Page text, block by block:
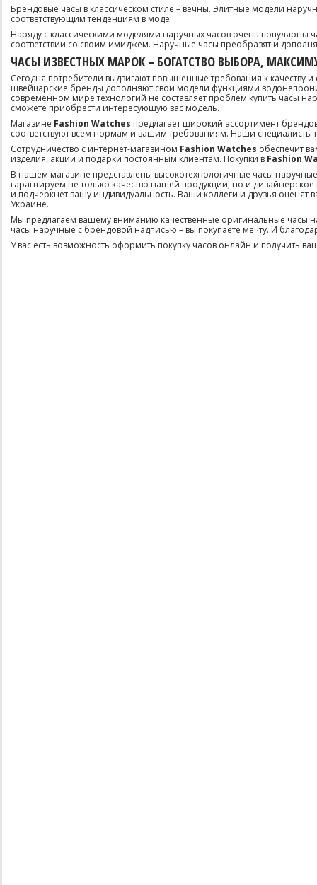
Брендовые часы в классическом стиле – вечны. Элитные модели
соответствующим тенденциям в моде.
Наряду с классическими моделями наручных часов очень популярны
соответствии со своим имиджем. Наручные часы преобразят и
ЧАСЫ ИЗВЕСТНЫХ МАРОК – БОГАТСТВО ВЫБОРА,
Сегодня потребители выдвигают повышенные требования к
швейцарские бренды дополняют свои модели функциями
современном мире технологий не составляет проблем купить часы
сможете приобрести интересующую вас модель.
Магазине Fashion Watches предлагает широкий ассортимент
соответствуют всем нормам и вашим требованиям. Наши
Сотрудничество с интернет-магазином Fashion Watches обеспечит
изделия, акции и подарки постоянным клиентам. Покупки в Fashion
В нашем магазине представлены высокотехнологичные часы
гарантируем не только качество нашей продукции, но и
и подчеркнет вашу индивидуальность. Ваши коллеги и друзья
Украине.
Мы предлагаем вашему вниманию качественные оригинальные часы
часы наручные с брендовой надписью – вы покупаете мечту. И
У вас есть возможность оформить покупку часов онлайн и получить